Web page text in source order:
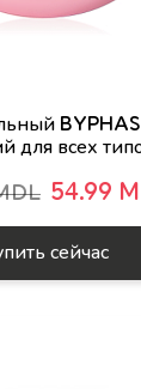
для всех
54.99
сейчас